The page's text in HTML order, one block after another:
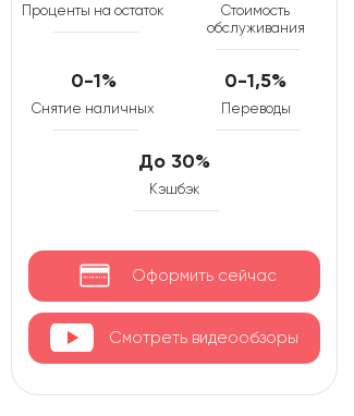
Проценты на остаток
Стоимость
обслуживания
0-1%
Снятие наличных
0-1,5%
Переводы
До 30%
Кэшбэк
Оформить сейчас
Смотреть видеообзоры